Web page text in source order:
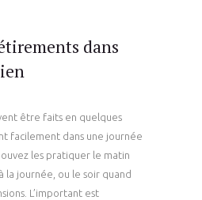
dans
être faits en quelques
facilement dans une journée
les pratiquer le matin
la journée, ou le soir quand
L’important est